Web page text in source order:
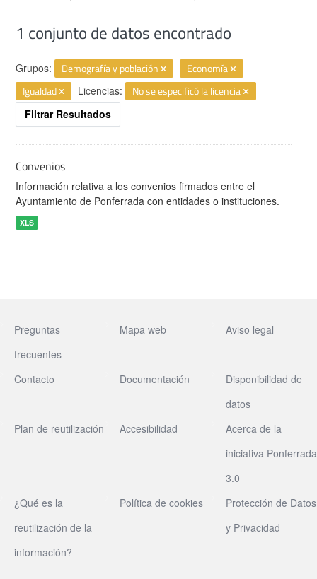
1 conjunto de datos encontrado
Grupos: Demografía y población
Economía
Igualdad
Licencias: No se especificó la licencia
Filtrar Resultados
Convenios
Información relativa a los convenios firmados entre el
Ayuntamiento de Ponferrada con entidades o instituciones.
XLS
Preguntas
frecuentes
Mapa web Aviso legal
Contacto Documentación
Disponibilidad de
datos
Plan de reutilización
Accesibilidad
Acerca de la
iniciativa Ponferrada
3.0
¿Qué es la
reutilización de la
información?
Política de cookies
Protección de Datos
y Privacidad